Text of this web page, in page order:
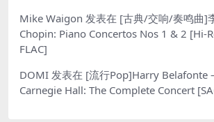
Mike Waigon 发表在 [古典/交响/奏鸣曲]
Chopin: Piano Concertos Nos 1 & 2 [Hi-
FLAC]
DOMI 发表在 [流行Pop]Harry Belafonte
Carnegie Hall: The Complete Concert